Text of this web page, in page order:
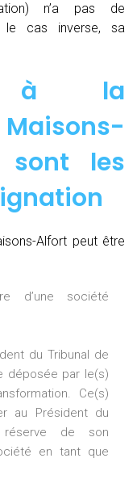
n’a pas de
le cas inverse, sa
à la
sont les
Alfort peut être
d’une société
du Tribunal de
déposée par le(s)
Ce(s)
au Président du
réserve de son
en tant que